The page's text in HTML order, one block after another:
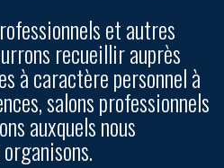
et autres
recueillir auprès
à caractère personnel à
salons professionnels
auxquels nous